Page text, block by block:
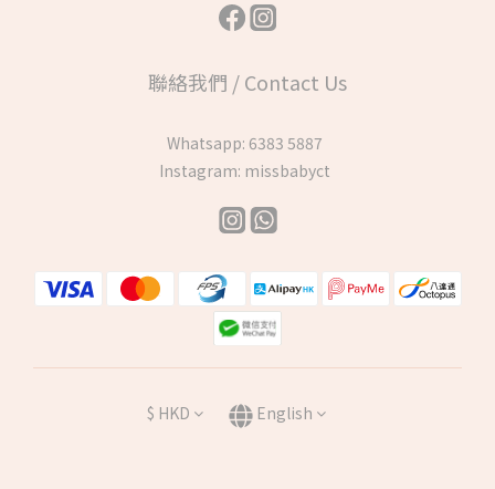
聯絡我們 / Contact Us
Whatsapp: 6383 5887
Instagram: missbabyct
$ HKD English